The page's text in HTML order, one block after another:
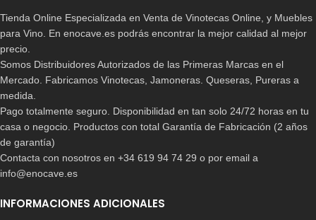
Tienda Online Especializada en Venta de Vinotecas Online, y Muebles
para Vino. En enocave.es podrás encontrar la mejor calidad al mejor
precio.
Somos Distribuidores Autorizados de las Primeras Marcas en el
Mercado. Fabricamos Vinotecas, Jamoneras. Queseras, Pureras a
medida.
Pago totalmente seguro. Disponibilidad en tan solo 24/72 horas en tu
casa o negocio. Productos con total Garantía de Fabricación (2 años
de garantía)
Contacta con nosotros en +34 619 94 74 29 o por email a
info@enocave.es
INFORMACIONES ADICIONALES